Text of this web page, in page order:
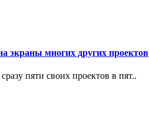
экраны многих других проектов
пяти своих проектов в пят..